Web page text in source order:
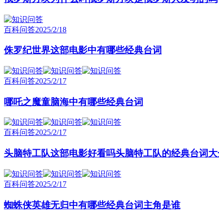
百科问答2025/2/18
侏罗纪世界这部电影中有哪些经典台词
百科问答2025/2/17
哪吒之魔童脑海中有哪些经典台词
百科问答2025/2/17
头脑特工队这部电影好看吗头脑特工队的经典台词
百科问答2025/2/17
蜘蛛侠英雄无归中有哪些经典台词主角是谁